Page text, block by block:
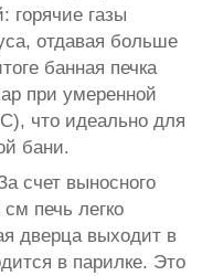
горячие газы
отдавая больше
банная печка
при умеренной
что идеально для
бани.
счет выносного
печь легко
дверца выходит в
в парилке. Это